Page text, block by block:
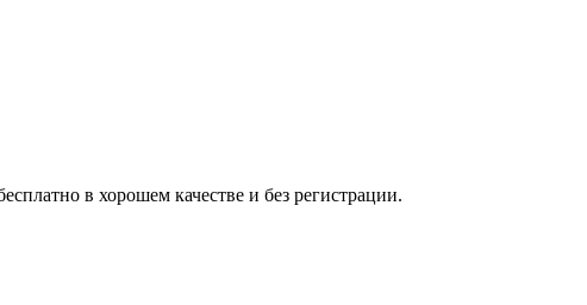
в хорошем качестве и без регистрации.